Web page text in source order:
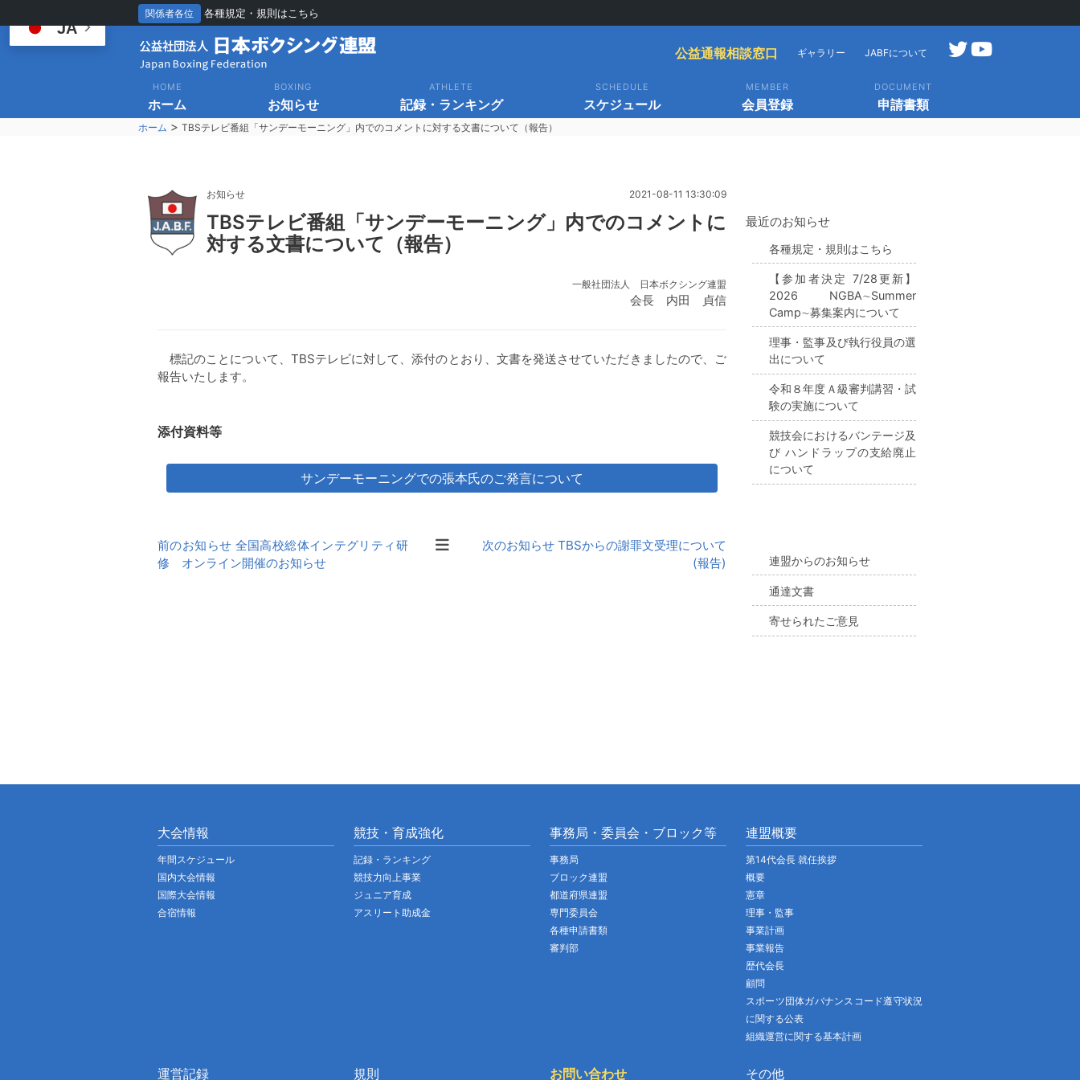
関係者各位 各種規定・規則はこちら
公益通報相談窓口 ギャラリー JABFについて
HOME
ホーム
BOXING
お知らせ
ATHLETE
記録・ランキング
SCHEDULE
スケジュール
MEMBER
会員登録
DOCUMENT
申請書類
ホーム > TBSテレビ番組「サンデーモーニング」内でのコメントに対する文書について（報告）
お知らせ 2021-08-11 13:30:09
TBSテレビ番組「サンデーモーニング」内でのコメントに
対する文書について（報告）
一般社団法人 日本ボクシング連盟
会長 内田 貞信
標記のことについて、TBSテレビに対して、添付のとおり、文書を発送させていただきましたので、ご
報告いたします。
添付資料等
サンデーモーニングでの張本氏のご発言について
後
の
前のお知らせ 全国高校総体インテグリティ研
修 オンライン開催のお知らせ
次のお知らせ TBSからの謝罪文受理について
(報告)
最近のお知らせ
各種規定・規則はこちら
【参加者決定 7/28更新】
2026 NGBA∼Summer
Camp∼募集案内について
理事・監事及び執行役員の選
出について
令和８年度Ａ級審判講習・試
験の実施について
競技会におけるバンテージ及
び ハンドラップの支給廃止
について
連盟からのお知らせ
通達文書
寄せられたご意見
大会情報
年間スケジュール
国内大会情報
国際大会情報
合宿情報
競技・育成強化
記録・ランキング
競技力向上事業
ジュニア育成
アスリート助成金
事務局・委員会・ブロック等
事務局
ブロック連盟
都道府県連盟
専門委員会
各種申請書類
審判部
連盟概要
第14代会長 就任挨拶
概要
憲章
理事・監事
事業計画
事業報告
歴代会長
顧問
スポーツ団体ガバナンスコード遵守状況
に関する公表
組織運営に関する基本計画
運営記録 規則 お問い合わせ その他
JA